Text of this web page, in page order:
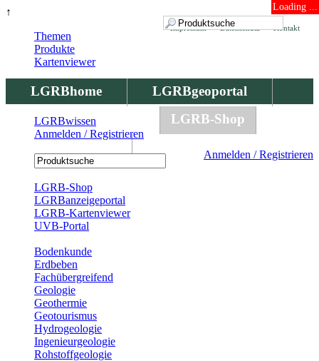
↑ Loading ...
Kontakt
Datenschutz
Impressum
LGRBhome
LGRBgeoportal
LGRBbohrungen
LGRB-Shop
Anmelden / Registrieren
Themen
Produkte
Kartenviewer
LGRBwissen
Anmelden / Registrieren
LGRB-Shop
LGRBanzeigeportal
LGRB-Kartenviewer
UVB-Portal
Bodenkunde
Erdbeben
Fachübergreifend
Geologie
Geothermie
Geotourismus
Hydrogeologie
Ingenieurgeologie
Rohstoffgeologie